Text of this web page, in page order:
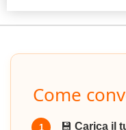
Come
1 💾 Carica il